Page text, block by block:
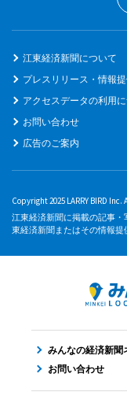
江東経済新聞について
プレスリリース・情報
アクセスデータの利用
お問い合わせ
広告のご案内
Copyright 2025 LARRY BIRD
江東経済新聞に掲載の記事
東経済新聞またはその情報提
みんなの経済新聞
お問い合わせ